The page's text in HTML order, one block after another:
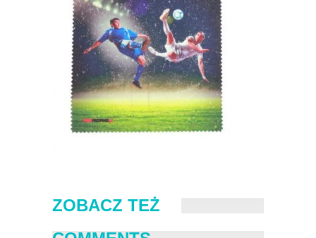
ZOBACZ TEŻ